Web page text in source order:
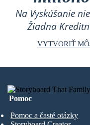
Na Vyskúšanie
Žiadna
VYTVORIŤ
Pomoc
Pomoc a časté otázky